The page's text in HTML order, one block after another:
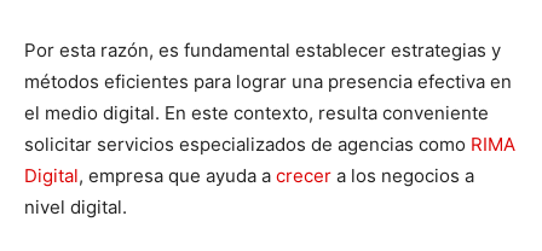
Por esta razón, es fundamental establecer estrategias y
métodos eficientes para lograr una presencia efectiva en
el medio digital. En este contexto, resulta conveniente
solicitar servicios especializados de agencias como RIMA
Digital, empresa que ayuda a crecer a los negocios a
nivel digital.